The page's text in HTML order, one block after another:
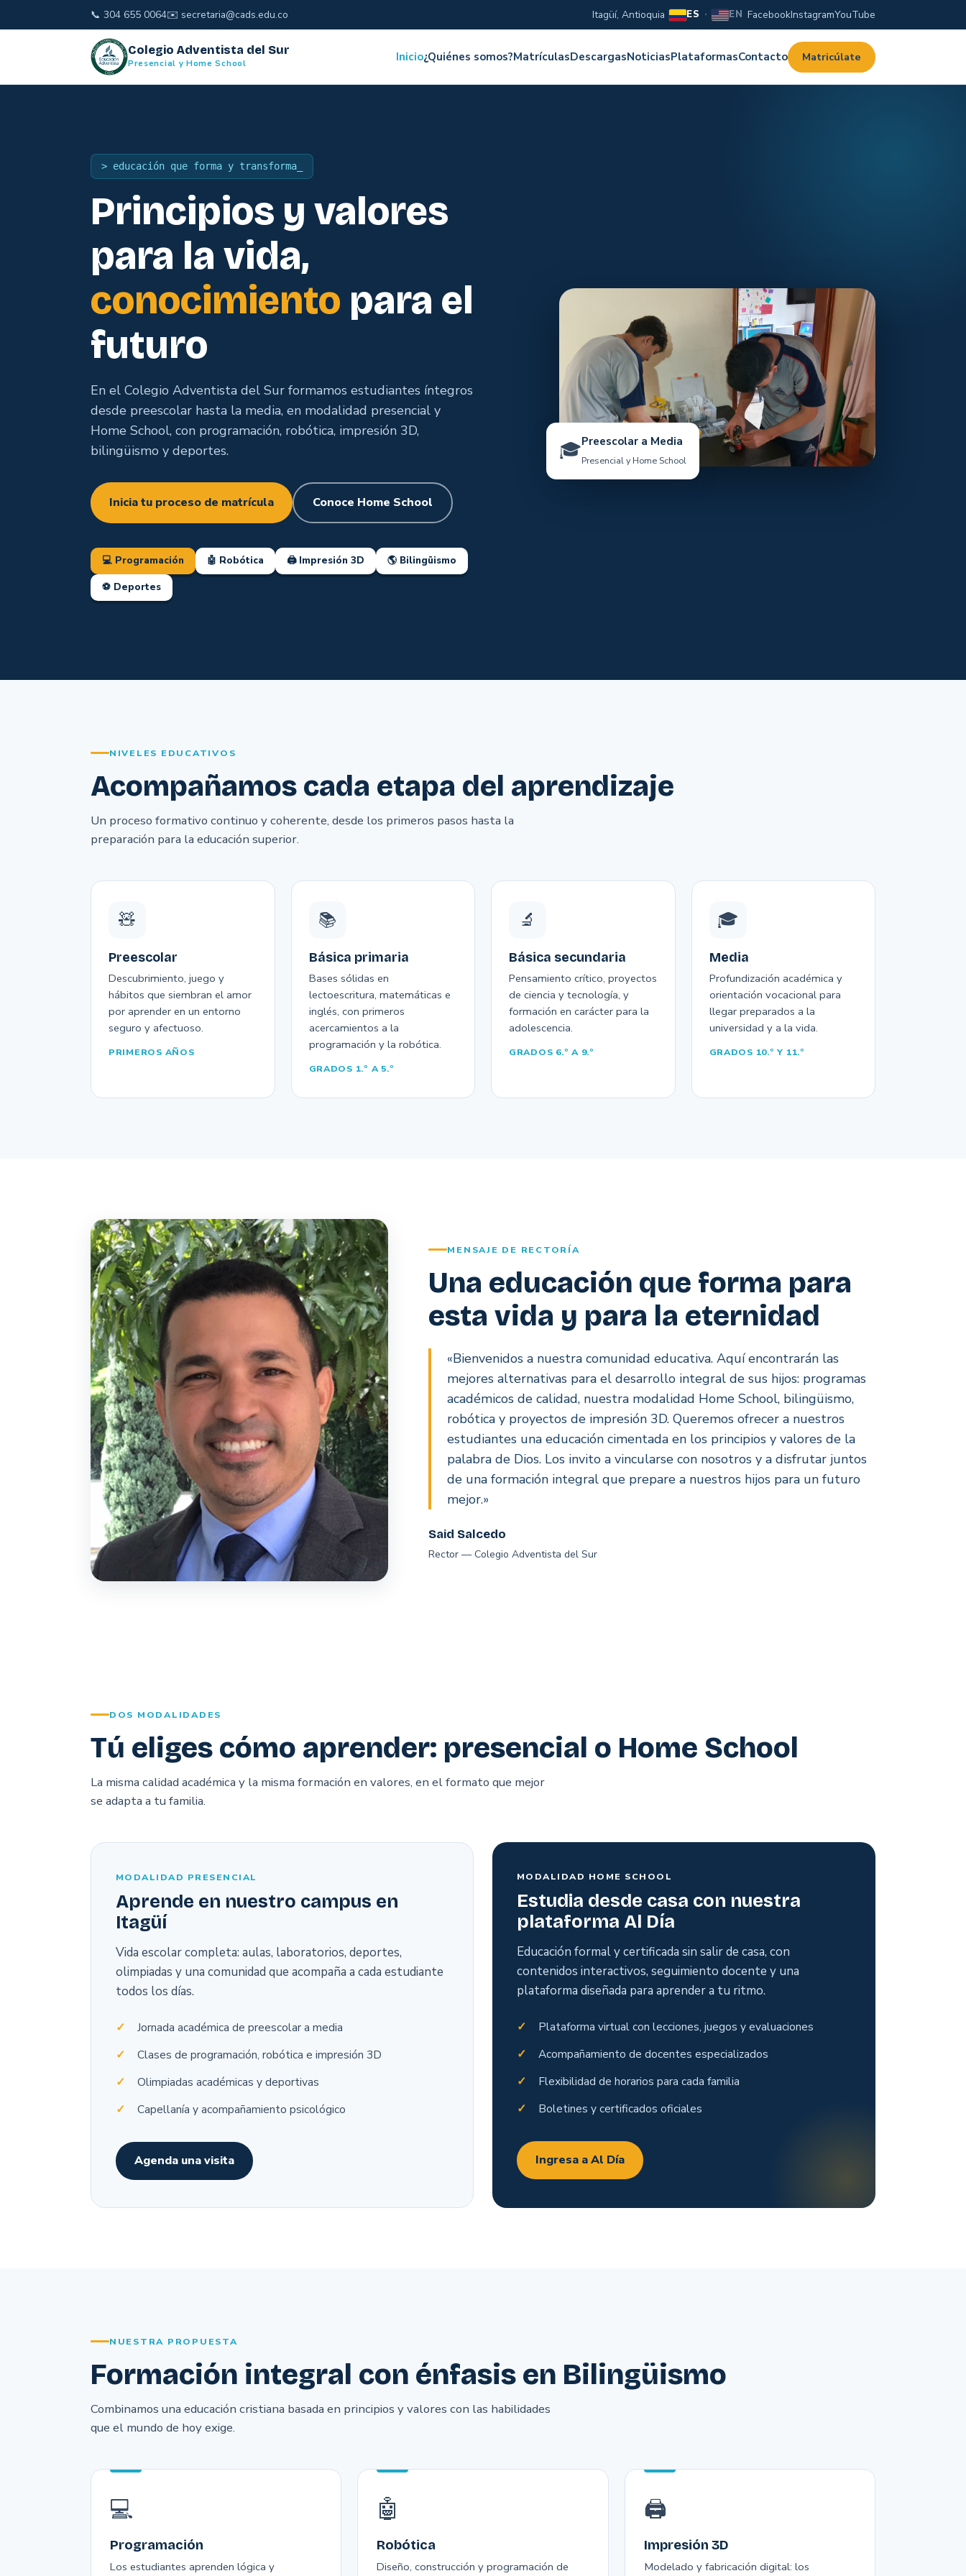
📞 304 655 0064✉️ secretaria@cads.edu.co Itagüí, Antioquia ES · EN FacebookInstagramYouTube
Colegio Adventista del Sur
Presencial y Home School Inicio¿Quiénes somos?MatrículasDescargasNoticiasPlataformasContacto Matricúlate
> educación que forma y transforma_
Principios y valores
para la vida,
conocimiento para el
futuro
En el Colegio Adventista del Sur formamos estudiantes íntegros
desde preescolar hasta la media, en modalidad presencial y
Home School, con programación, robótica, impresión 3D,
bilingüismo y deportes.
Inicia tu proceso de matrícula Conoce Home School
💻 Programación 🤖 Robótica 🖨️ Impresión 3D 🌎 Bilingüismo
⚽ Deportes
🎓Preescolar a Media
Presencial y Home School
NIVELES EDUCATIVOS
Acompañamos cada etapa del aprendizaje
Un proceso formativo continuo y coherente, desde los primeros pasos hasta la
preparación para la educación superior.
🧸
Preescolar
Descubrimiento, juego y
hábitos que siembran el amor
por aprender en un entorno
seguro y afectuoso.
PRIMEROS AÑOS
📚
Básica primaria
Bases sólidas en
lectoescritura, matemáticas e
inglés, con primeros
acercamientos a la
programación y la robótica.
GRADOS 1.º A 5.º
🔬
Básica secundaria
Pensamiento crítico, proyectos
de ciencia y tecnología, y
formación en carácter para la
adolescencia.
GRADOS 6.º A 9.º
🎓
Media
Profundización académica y
orientación vocacional para
llegar preparados a la
universidad y a la vida.
GRADOS 10.º Y 11.º
MENSAJE DE RECTORÍA
Una educación que forma para
esta vida y para la eternidad
«Bienvenidos a nuestra comunidad educativa. Aquí encontrarán las
mejores alternativas para el desarrollo integral de sus hijos: programas
académicos de calidad, nuestra modalidad Home School, bilingüismo,
robótica y proyectos de impresión 3D. Queremos ofrecer a nuestros
estudiantes una educación cimentada en los principios y valores de la
palabra de Dios. Los invito a vincularse con nosotros y a disfrutar juntos
de una formación integral que prepare a nuestros hijos para un futuro
mejor.»
Said Salcedo
Rector — Colegio Adventista del Sur
DOS MODALIDADES
Tú eliges cómo aprender: presencial o Home School
La misma calidad académica y la misma formación en valores, en el formato que mejor
se adapta a tu familia.
MODALIDAD PRESENCIAL
Aprende en nuestro campus en
Itagüí
Vida escolar completa: aulas, laboratorios, deportes,
olimpiadas y una comunidad que acompaña a cada estudiante
todos los días.
Jornada académica de preescolar a media
Clases de programación, robótica e impresión 3D
Olimpiadas académicas y deportivas
Capellanía y acompañamiento psicológico
Agenda una visita
MODALIDAD HOME SCHOOL
Estudia desde casa con nuestra
plataforma Al Día
Educación formal y certificada sin salir de casa, con
contenidos interactivos, seguimiento docente y una
plataforma diseñada para aprender a tu ritmo.
Plataforma virtual con lecciones, juegos y evaluaciones
Acompañamiento de docentes especializados
Flexibilidad de horarios para cada familia
Boletines y certificados oficiales
Ingresa a Al Día
NUESTRA PROPUESTA
Formación integral con énfasis en Bilingüismo
Combinamos una educación cristiana basada en principios y valores con las habilidades
que el mundo de hoy exige.
💻
Programación
Los estudiantes aprenden lógica y
🤖
Robótica
Diseño, construcción y programación de
🖨️
Impresión 3D
Modelado y fabricación digital: los